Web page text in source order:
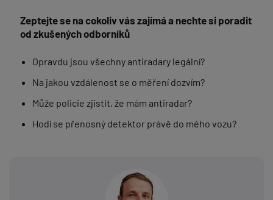
Zeptejte se na cokoliv vás zajímá a nechte si poradit
od zkušených odborníků
Opravdu jsou všechny antiradary legální?
Na jakou vzdálenost se o měření dozvím?
Může policie zjistit, že mám antiradar?
Hodí se přenosný detektor právě do mého vozu?